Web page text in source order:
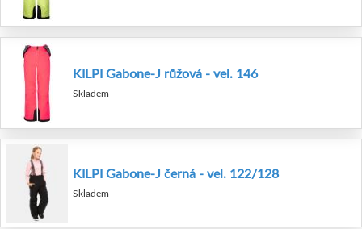
KILPI Gabone-J růžová - vel. 146
Skladem
KILPI Gabone-J černá - vel. 122/128
Skladem